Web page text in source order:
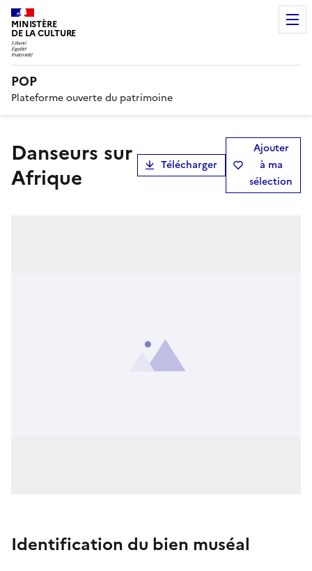
MINISTÈRE
DE LA CULTURE
POP
Plateforme ouverte du patrimoine
Danseurs sur
Afrique
Télécharger
Ajouter
à ma
sélection
Identification du bien muséal